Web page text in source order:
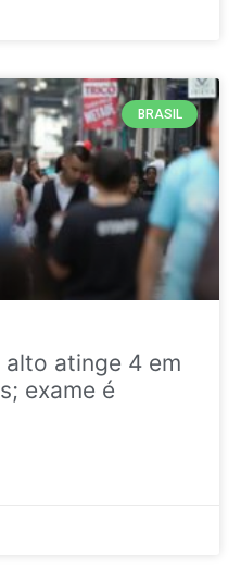
BRASIL
atinge 4 em
exame é